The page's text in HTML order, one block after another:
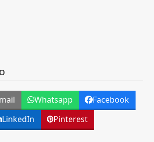
Whatsapp
Facebook
LinkedIn Pinterest